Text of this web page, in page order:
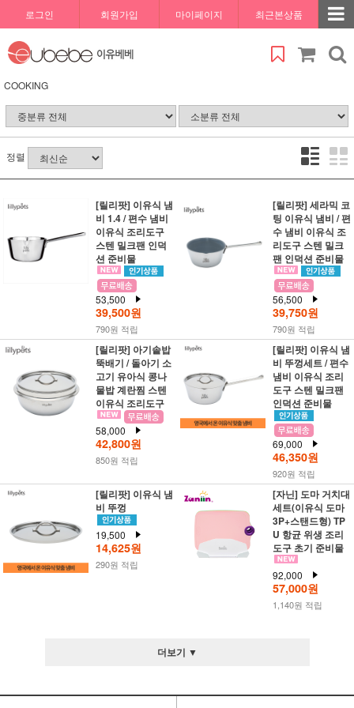
로그인 회원가입 마이페이지 최근본상품
COOKING
정렬
[릴리팟] 이유식 냄
비 1.4 / 편수 냄비
이유식 조리도구
스텐 밀크팬 인덕
션 준비물
53,500
39,500원
790원 적립
[릴리팟] 세라믹 코
팅 이유식 냄비 / 편
수 냄비 이유식 조
리도구 스텐 밀크
팬 인덕션 준비물
56,500
39,750원
790원 적립
[릴리팟] 아기솥밥
뚝배기 / 돌아기 소
고기 유아식 콩나
물밥 계란찜 스텐
이유식 조리도구
58,000
42,800원
850원 적립
[릴리팟] 이유식 냄
비 뚜껑세트 / 편수
냄비 이유식 조리
도구 스텐 밀크팬
인덕션 준비물
69,000
46,350원
920원 적립
[릴리팟] 이유식 냄
비 뚜껑
19,500
14,625원
290원 적립
[자닌] 도마 거치대
세트(이유식 도마
3P+스탠드형) TP
U 항균 위생 조리
도구 초기 준비물
92,000
57,000원
1,140원 적립
더보기 ▼